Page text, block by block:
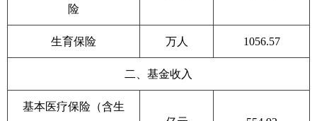
险
生育保险 万人 1056.57
二、基金收入
基本医疗保险（含生